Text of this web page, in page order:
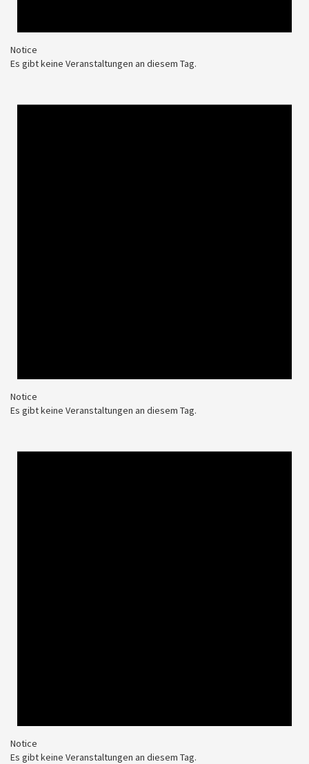
Notice
Es gibt keine Veranstaltungen an diesem Tag.
Notice
Es gibt keine Veranstaltungen an diesem Tag.
Notice
Es gibt keine Veranstaltungen an diesem Tag.